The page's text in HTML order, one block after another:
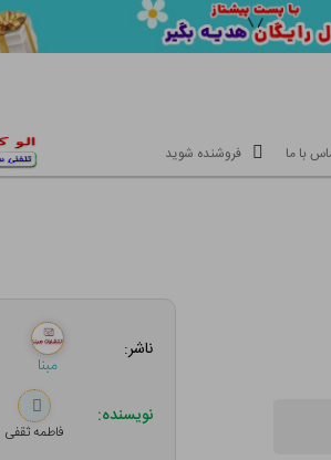
با ما فروشنده شوید
ناشر:
مبنا
نویسنده:
فاطمه ثقفی